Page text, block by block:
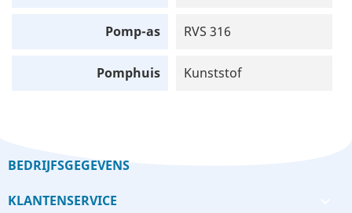
Pomp-as RVS 316
Pomphuis Kunststof
BEDRIJFSGEGEVENS
KLANTENSERVICE